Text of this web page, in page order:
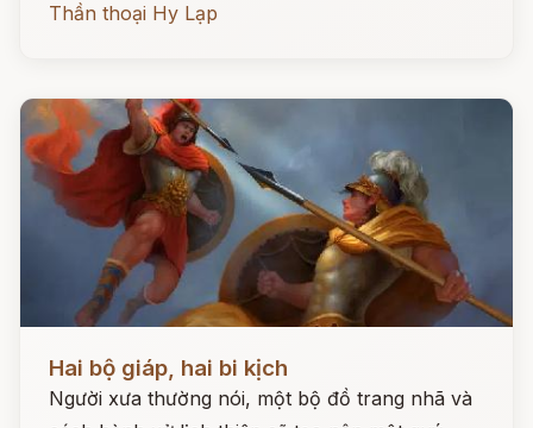
Thần thoại Hy Lạp
Hai bộ giáp, hai bi kịch
Người xưa thường nói, một bộ đồ trang nhã và